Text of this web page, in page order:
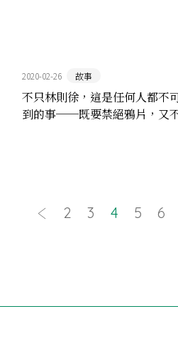
2020-02-26 故事
不只林則徐，這是任何人都不
到的事──既要禁絕鴉片，又
2 3 4 5 6